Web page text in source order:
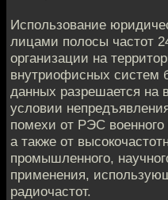
Использование
лицами полосы частот
организации на
внутриофисных систем
данных разрешается на
условии
помехи от РЭС военного
а также от
промышленного,
применения,
радиочастот.